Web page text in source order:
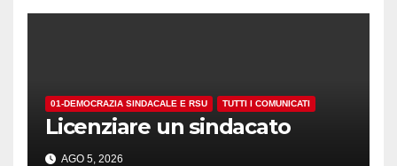
01-DEMOCRAZIA SINDACALE E RSU TUTTI I COMUNICATI
Licenziare un sindacato
AGO 5, 2026